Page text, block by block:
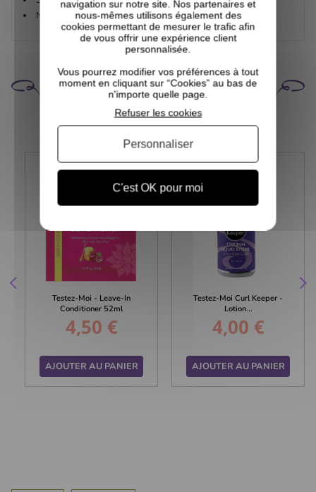
Ne durcit pas les cheveux
CELA POURRAIT VOUS
INTÉRESSER
Testez-Moi - Leave-In
Conditioner 52ml
Prix
4,50 €
AJOUTER AU PANIER
Testez-Moi Curl Keeper -
Lotion...
Prix
4,00 €
AJOUTER AU PANIER
navigation sur notre site. Nos partenaires et
nous-mêmes utilisons également des
cookies permettant de mesurer le trafic afin
de vous offrir une expérience client
personnalisée.
Vous pourrez modifier vos préférences à tout
moment en cliquant sur “Cookies” au bas de
n'importe quelle page.
C'est OK pour moi
Refuser les cookies
Personnaliser